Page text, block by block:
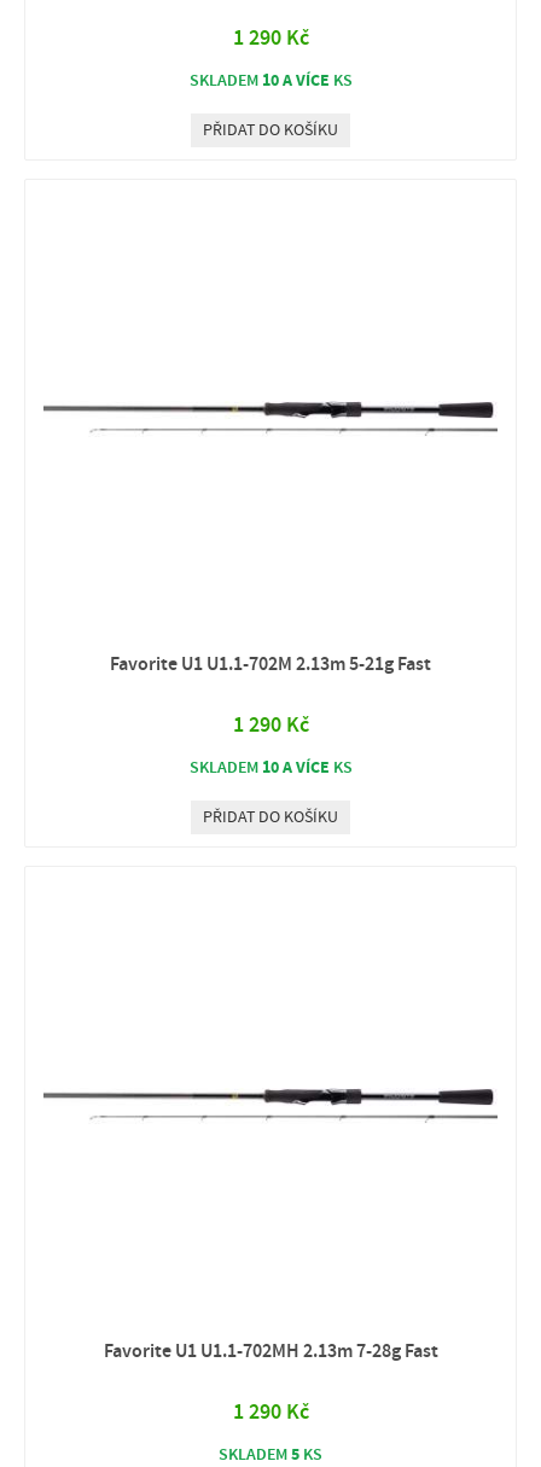
1 290 Kč
SKLADEM 10 A VÍCE KS
PŘIDAT DO KOŠÍKU
Favorite U1 U1.1-702M 2.13m 5-21g Fast
1 290 Kč
SKLADEM 10 A VÍCE KS
PŘIDAT DO KOŠÍKU
Favorite U1 U1.1-702MH 2.13m 7-28g Fast
1 290 Kč
SKLADEM5 KS